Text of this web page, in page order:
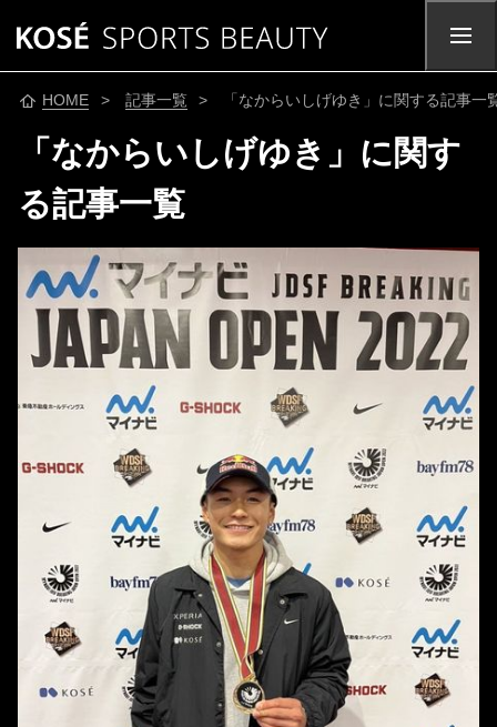
HOME > 記事一覧 > 「なからいしげゆき」に関する記事一
「なからいしげゆき」に関す
る記事一覧